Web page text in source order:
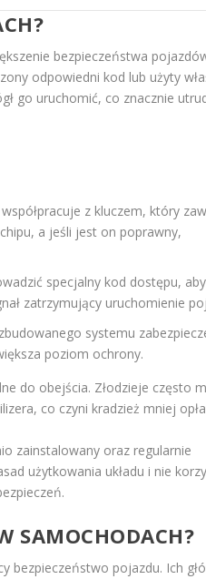
bezpieczeństwa
odpowiedni kod lub użyty
go uruchomić, co znacznie
z kluczem, który
a jeśli jest on poprawny,
specjalny kod dostępu, aby
zatrzymujący uruchomienie
systemu
poziom ochrony.
do obejścia. Złodzieje często
co czyni kradzież mniej
zainstalowany oraz regularnie
użytkowania układu i nie
SAMOCHODACH?
bezpieczeństwo pojazdu. Ich